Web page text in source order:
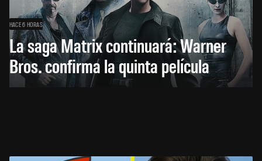
HACE 6 HORAS
La saga Matrix continuará: Warner
Bros. confirma la quinta película